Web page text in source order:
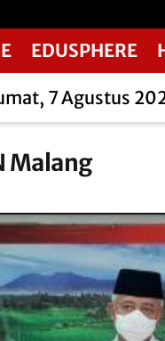
EDUSPHERE
7 Agustus
Malang